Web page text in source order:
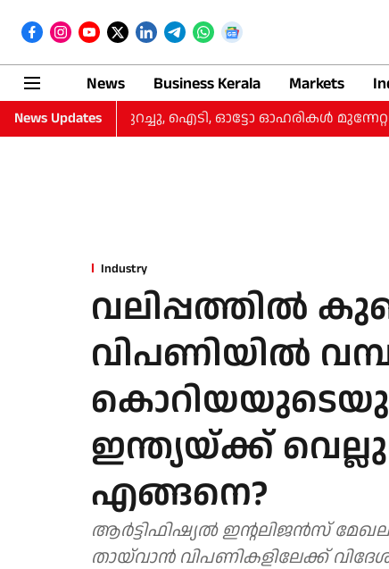
News Business Kerala Markets
News Updates
നഷ്‌ടം കുറച്ചു, ഐടി, ഓട്ടോ ഓഹരികള്‍ മുന്നേറ്റത്തില്‍
Industry
വലിപ്പത്തില്‍
വിപണിയില്‍
ഇന്ത്യയ്ക്ക്
എങ്ങനെ?
ആര്‍ട്ടിഫിഷ്യല്‍ ഇന്റലിജന്‍സ്
തായ്‌വാന്‍ വിപണികളിലേക്ക്